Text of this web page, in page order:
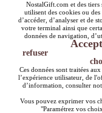
NostalGift.com et des tiers
utilisent des cookies ou
d’accéder, d’analyser et de
votre terminal ainsi que
données de navigation,
refuser
Ces données sont traitées
l’expérience utilisateur, de
d’information, consulter
Vous pouvez exprimer vos
"Paramétrez vos